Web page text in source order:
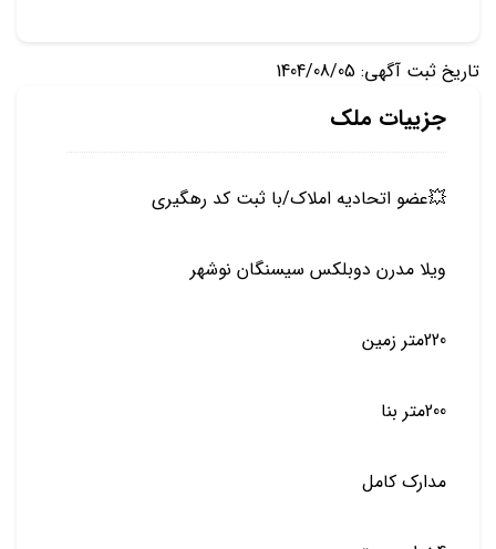
تاریخ ثبت آگهی: 1404/08/05
جزییات ملک
💥عضو اتحادیه املاک/با ثبت کد رهگیری
ویلا مدرن دوبلکس سیسنگان نوشهر
220متر زمین
200متر بنا
مدارک کامل